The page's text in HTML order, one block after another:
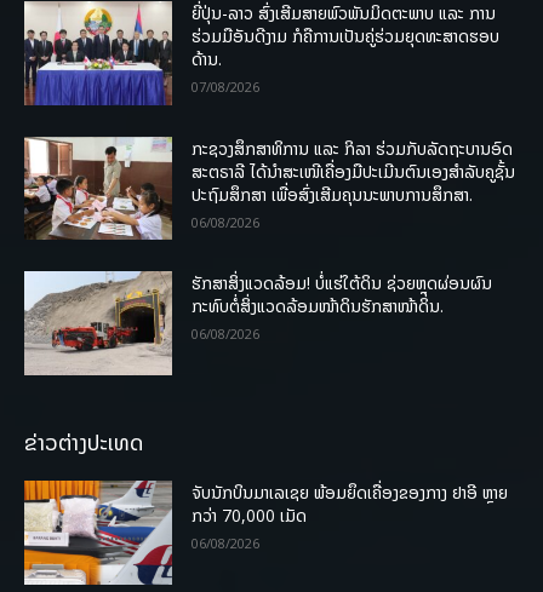
ຍີ່ປຸ່ນ-ລາວ ສົ່ງເສີມສາຍພົວພັນມິດຕະພາບ ແລະ ການ
ຮ່ວມມືອັນດີງາມ ກໍຄືການເປັນຄູ່ຮ່ວມຍຸດທະສາດຮອບ
ດ້ານ.
07/08/2026
ກະຊວງສຶກສາທິການ ແລະ ກິລາ ຮ່ວມກັບລັດຖະບານອົດ
ສະຕຣາລີ ໄດ້ນຳສະເໜີເຄື່ອງມືປະເມີນຕົນເອງສຳລັບຄູຊັ້ນ
ປະຖົມສຶກສາ ເພື່ອສົ່ງເສີມຄຸນນະພາບການສຶກສາ.
06/08/2026
ຮັກສາສິ່ງແວດລ້ອມ! ບໍ່ແຮ່ໃຕ້ດິນ ຊ່ວຍຫຼຸດຜ່ອນຜົນ
ກະທົບຕໍ່ສິ່ງແວດລ້ອມໜ້າດິນຮັກສາໜ້າດິນ.
06/08/2026
ຂ່າວຕ່າງປະເທດ
ຈັບນັກບິນມາເລເຊຍ ພ້ອມຍຶດເຄື່ອງຂອງກາງ ຢາອີ ຫຼາຍ
ກວ່າ 70,000 ເມັດ
06/08/2026